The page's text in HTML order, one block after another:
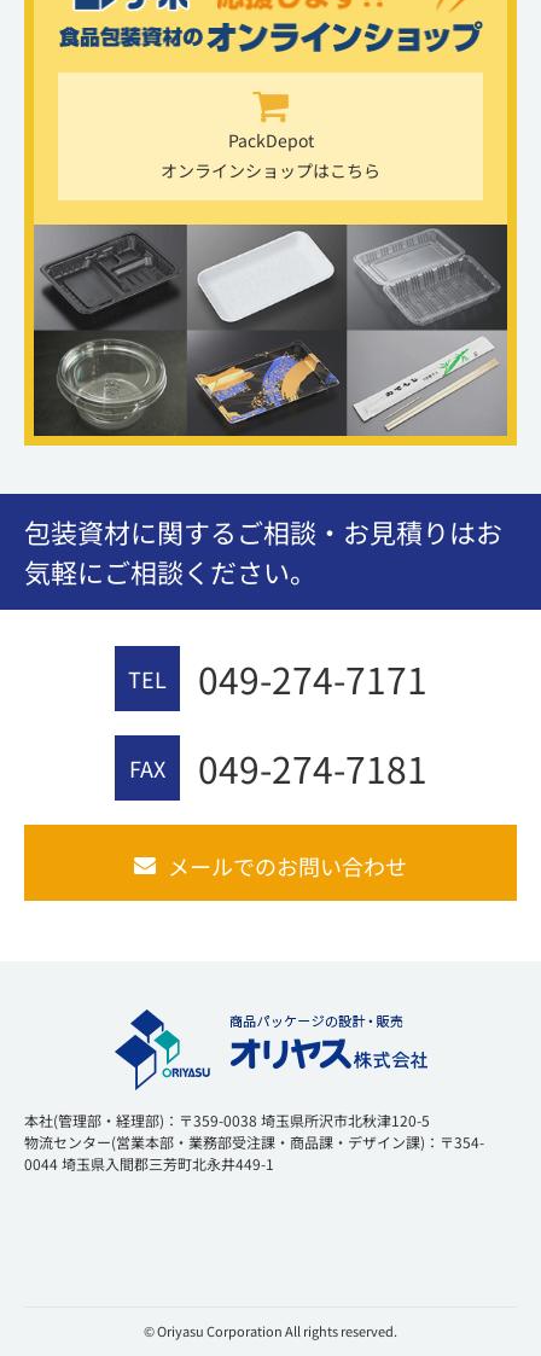
PackDepot
オンラインショップはこちら
包装資材に関するご相談・お見積りはお
気軽にご相談ください。
TEL 049-274-7171
FAX 049-274-7181
メールでのお問い合わせ
本社(管理部・経理部)：〒359-0038 埼玉県所沢市北秋津120-5
物流センター(営業本部・業務部受注課・商品課・デザイン課)：〒354-
0044 埼玉県入間郡三芳町北永井449-1
© Oriyasu Corporation All rights reserved.